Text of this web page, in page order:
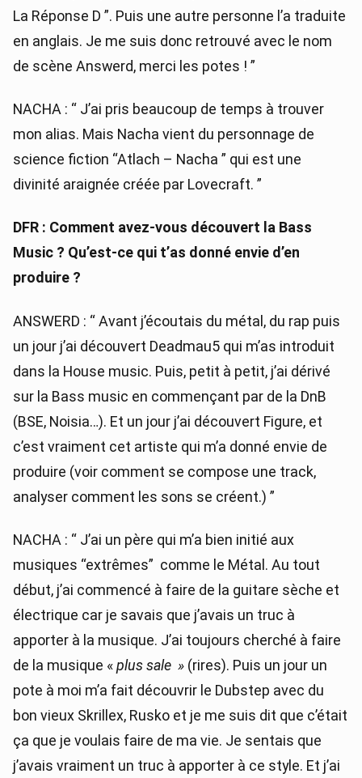
La Réponse D ”. Puis une autre personne l’a traduite
en anglais. Je me suis donc retrouvé avec le nom
de scène Answerd, merci les potes ! ”
NACHA : “ J’ai pris beaucoup de temps à trouver
mon alias. Mais Nacha vient du personnage de
science fiction “Atlach – Nacha ” qui est une
divinité araignée créée par Lovecraft. ”
DFR : Comment avez-vous découvert la Bass
Music ? Qu’est-ce qui t’as donné envie d’en
produire ?
ANSWERD : “ Avant j’écoutais du métal, du rap puis
un jour j’ai découvert Deadmau5 qui m’as introduit
dans la House music. Puis, petit à petit, j’ai dérivé
sur la Bass music en commençant par de la DnB
(BSE, Noisia…). Et un jour j’ai découvert Figure, et
c’est vraiment cet artiste qui m’a donné envie de
produire (voir comment se compose une track,
analyser comment les sons se créent.) ”
NACHA : “ J’ai un père qui m’a bien initié aux
musiques “extrêmes” comme le Métal. Au tout
début, j’ai commencé à faire de la guitare sèche et
électrique car je savais que j’avais un truc à
apporter à la musique. J’ai toujours cherché à faire
de la musique «plus sale » (rires). Puis un jour un
pote à moi m’a fait découvrir le Dubstep avec du
bon vieux Skrillex, Rusko et je me suis dit que c’était
ça que je voulais faire de ma vie. Je sentais que
j’avais vraiment un truc à apporter à ce style. Et j’ai